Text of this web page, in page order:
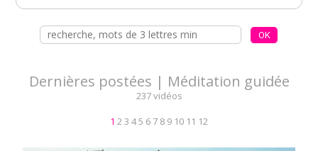
Dernières postées | Méditation guidée
237 vidéos
1 23 45 6 7 8 9 10 11 12